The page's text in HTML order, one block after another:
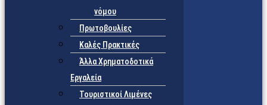
νόμου
Πρωτοβουλίες
Καλές Πρακτικές
Άλλα Χρηματοδοτικά
Εργαλεία
Τουριστικοί Λιμένες